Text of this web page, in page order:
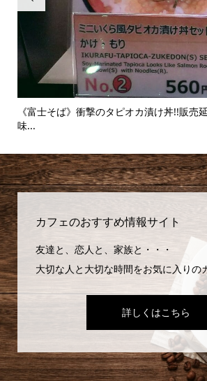
《富士そば》衝撃のタピオカ漬け丼!!販売
味...
カフェのおすすめ情報サイト
友達と、恋人と、家族と・・・
大切な人と大切な時間をお気に入りの
詳しくはこちら